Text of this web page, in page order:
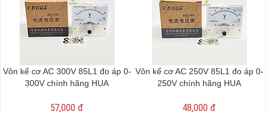
Vôn kế cơ AC 300V 85L1 đo áp 0-
300V chính hãng HUA
57,000 đ
Vôn kế cơ AC 250V 85L1 đo áp 0-
250V chính hãng HUA
48,000 đ